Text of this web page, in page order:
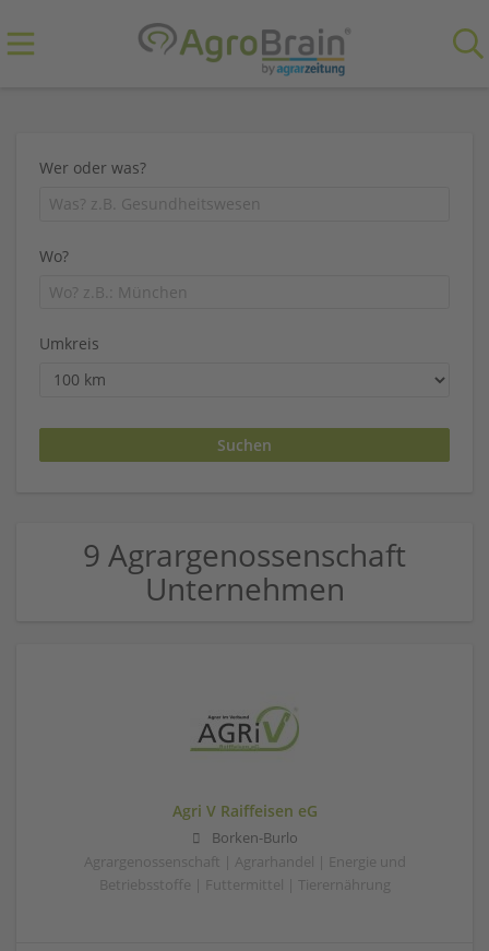
Wer oder was?
Wo?
Umkreis
9 Agrargenossenschaft
Unternehmen
Agri V Raiffeisen eG
Borken-Burlo
Agrargenossenschaft | Agrarhandel | Energie und
Betriebsstoffe | Futtermittel | Tierernährung